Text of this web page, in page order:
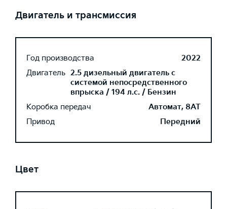
Двигатель и трансмиссия
Год производства
2022
Двигатель 2.5 дизельный двигатель с
системой непосредственного
впрыска / 194 л.с. / Бензин
Коробка передач
Автомат, 8AT
Привод
Передний
Цвет